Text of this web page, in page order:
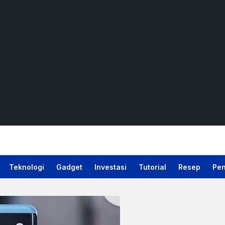
Teknologi Gadget Investasi Tutorial Resep